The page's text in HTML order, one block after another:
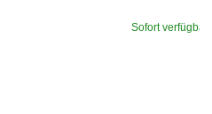
Sofort verfügbar